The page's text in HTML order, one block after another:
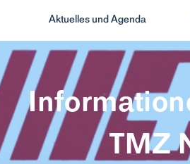
Aktuelles und Agenda
TMZ